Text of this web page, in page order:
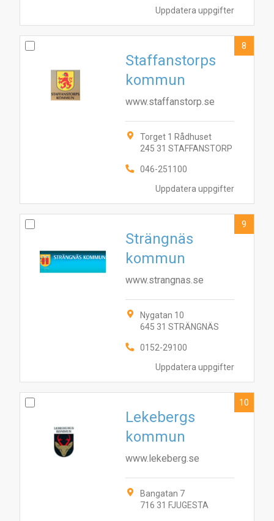
Uppdatera uppgifter
Uppdatera uppgifter
Staffanstorps
kommun
www.staffanstorp.se
Torget 1 Rådhuset
245 31 STAFFANSTORP
046-251100
8
Uppdatera uppgifter
Strängnäs
kommun
www.strangnas.se
Nygatan 10
645 31 STRÄNGNÄS
0152-29100
9
Lekebergs
kommun
www.lekeberg.se
Bangatan 7
716 31 FJUGESTA
10